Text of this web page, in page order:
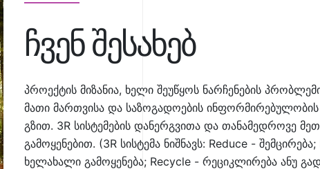
ჩვენ შესახებ
პროექტის მიზანია, ხელი შეუწყოს ნარჩენების
მათი მართვისა და საზოგადოების
გზით. 3R სისტემების დანერგვითა და თანამედროვე
გამოყენებით. (3R სისტემა ნიშნავს: Reduce -
ხელახალი გამოყენება; Recycle - რეციკლირება ანუ